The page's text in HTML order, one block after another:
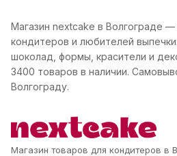
Магазин nextcake в Волгограде
кондитеров и любителей
шоколад, формы, красители и
3400 товаров в наличии.
Волгограду.
Магазин товаров для кондитеров в